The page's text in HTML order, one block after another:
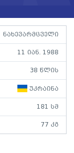
ნახევარმცველი
11 იან. 1988
38 წლის
უკრაინა
181 სმ
77 კგ